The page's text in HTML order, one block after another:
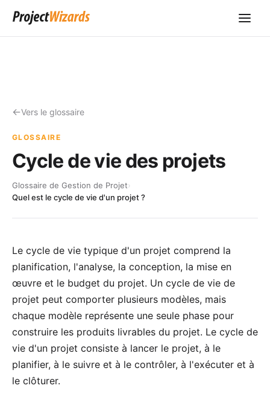
Vers le glossaire
GLOSSAIRE
Cycle de vie des projets
Glossaire de Gestion de Projet›
Quel est le cycle de vie d'un projet ?
Le cycle de vie typique d'un projet comprend la
planification, l'analyse, la conception, la mise en
œuvre et le budget du projet. Un cycle de vie de
projet peut comporter plusieurs modèles, mais
chaque modèle représente une seule phase pour
construire les produits livrables du projet. Le cycle de
vie d'un projet consiste à lancer le projet, à le
planifier, à le suivre et à le contrôler, à l'exécuter et à
le clôturer.